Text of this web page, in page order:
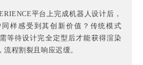
平台上完成机器人设计后，
样感受到其创新价值？传统模式
等待设计完全定型后才能获得渲染
流程割裂且响应迟缓。